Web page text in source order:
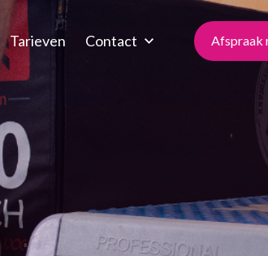
Tarieven Contact